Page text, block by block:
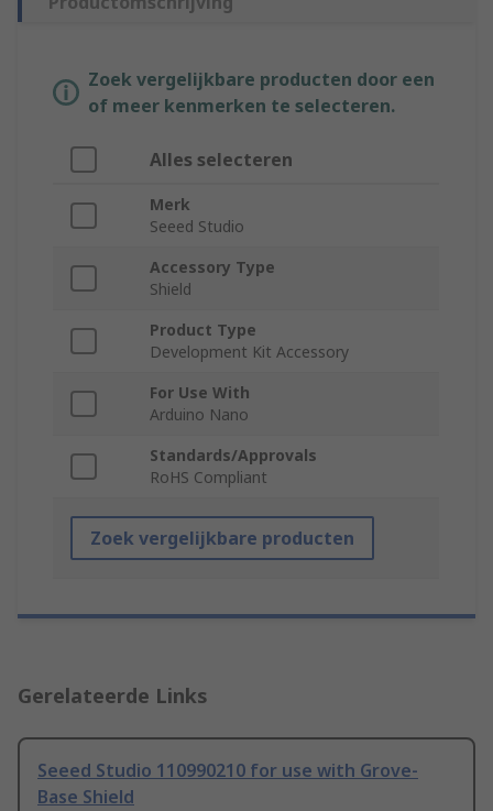
Zoek vergelijkbare producten door een
of meer kenmerken te selecteren.
Alles selecteren
Merk
Seeed Studio
Accessory Type
Shield
Product Type
Development Kit Accessory
For Use With
Arduino Nano
Standards/Approvals
RoHS Compliant
Zoek vergelijkbare producten
Gerelateerde Links
Seeed Studio 110990210 for use with Grove-
Base Shield